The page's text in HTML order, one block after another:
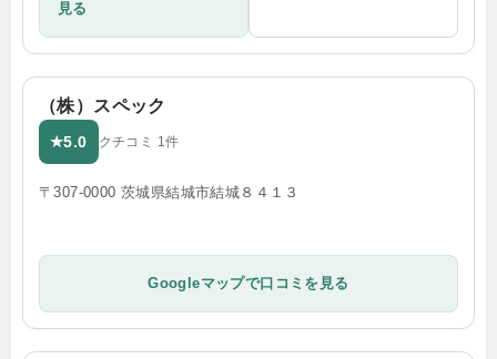
見る
（株）スペック
★5.0 クチコミ 1件
〒307-0000 茨城県結城市結城８４１３
Googleマップで口コミを見る